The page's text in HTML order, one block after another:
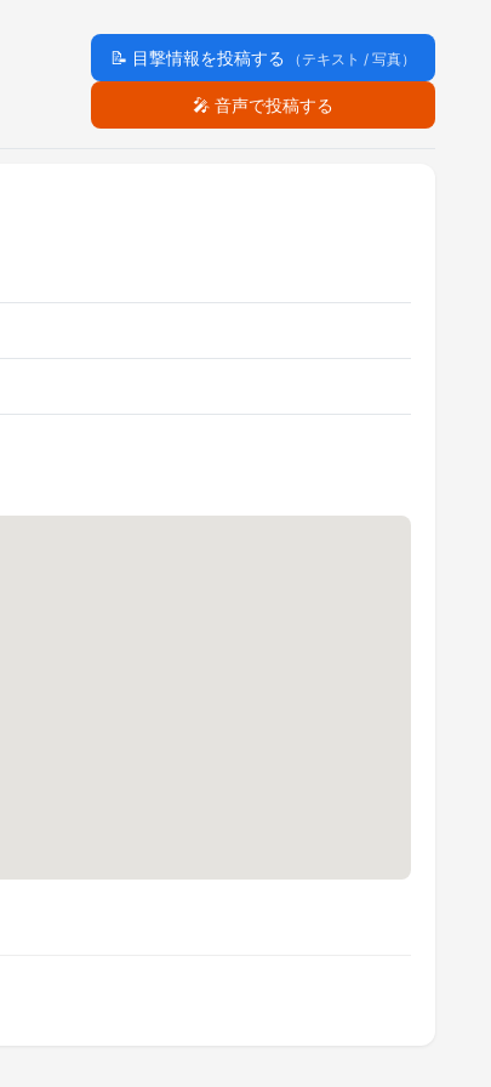
📝 目撃情報を投稿する （テキスト / 写真）
🎤 音声で投稿する